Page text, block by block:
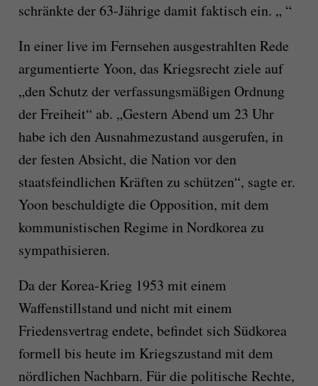
schränkte der 63-Jährige damit faktisch ein. „ “
In einer live im Fernsehen ausgestrahlten Rede
argumentierte Yoon, das Kriegsrecht ziele auf
„den Schutz der verfassungsmäßigen Ordnung
der Freiheit“ ab. „Gestern Abend um 23 Uhr
habe ich den Ausnahmezustand ausgerufen, in
der festen Absicht, die Nation vor den
staatsfeindlichen Kräften zu schützen“, sagte er.
Yoon beschuldigte die Opposition, mit dem
kommunistischen Regime in Nordkorea zu
sympathisieren.
Da der Korea-Krieg 1953 mit einem
Waffenstillstand und nicht mit einem
Friedensvertrag endete, befindet sich Südkorea
formell bis heute im Kriegszustand mit dem
nördlichen Nachbarn. Für die politische Rechte,